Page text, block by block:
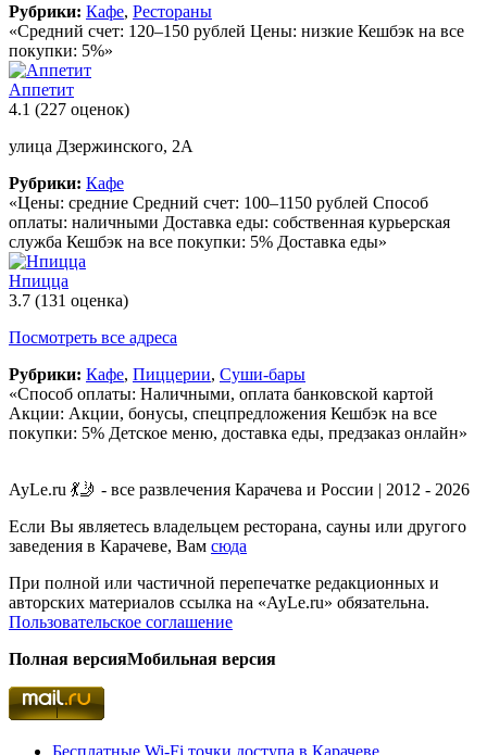
Рубрики: Кафе, Рестораны
«Средний счет: 120–150 рублей Цены: низкие Кешбэк на все
покупки: 5%»
Аппетит
4.1 (227 оценок)
улица Дзержинского, 2А
Рубрики: Кафе
«Цены: средние Средний счет: 100–1150 рублей Способ
оплаты: наличными Доставка еды: собственная курьерская
служба Кешбэк на все покупки: 5% Доставка еды»
Нпицца
3.7 (131 оценка)
Посмотреть все адреса
Рубрики: Кафе, Пиццерии, Суши-бары
«Способ оплаты: Наличными, оплата банковской картой
Акции: Акции, бонусы, спецпредложения Кешбэк на все
покупки: 5% Детское меню, доставка еды, предзаказ онлайн»
AyLe.ru 💃🤳 - все развлечения Карачева и России | 2012 - 2026
Если Вы являетесь владельцем ресторана, сауны или другого
заведения в Карачеве, Вам сюда
При полной или частичной перепечатке редакционных и
авторских материалов ссылка на «AyLe.ru» обязательна.
Пользовательское соглашение
Полная версияМобильная версия
Бесплатные Wi-Fi точки доступа в Карачеве